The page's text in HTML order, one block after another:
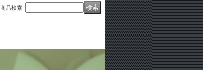
商品検索: